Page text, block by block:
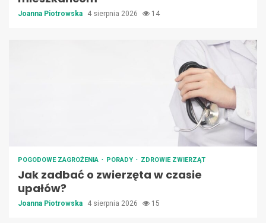
Joanna Piotrowska 4 sierpnia 2026 14
POGODOWE ZAGROŻENIA PORADY ZDROWIE ZWIERZĄT
Jak zadbać o zwierzęta w czasie
upałów?
Joanna Piotrowska 4 sierpnia 2026 15